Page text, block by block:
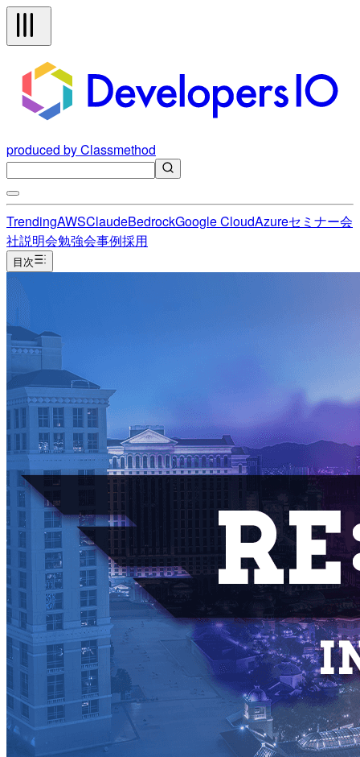
produced by Classmethod
TrendingAWSClaudeBedrockGoogle CloudAzureセミナー会
社説明会勉強会事例採用
目次